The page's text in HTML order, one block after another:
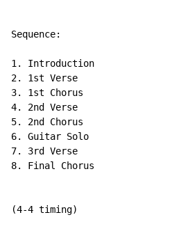
Sequence:
1. Introduction
2. 1st Verse
3. 1st Chorus
4. 2nd Verse
5. 2nd Chorus
6. Guitar Solo
7. 3rd Verse
8. Final Chorus
(4-4 timing)